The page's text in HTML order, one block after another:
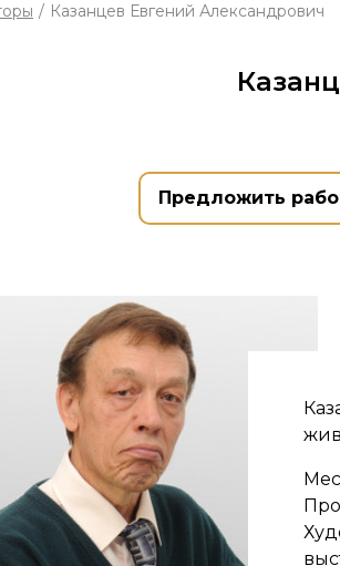
/ Казанцев Евгений Александрович
Предложить